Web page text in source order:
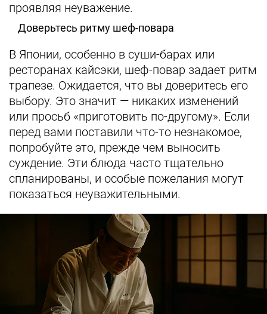
проявляя неуважение.
Доверьтесь ритму шеф-повара
В Японии, особенно в суши-барах или
ресторанах кайсэки, шеф-повар задает ритм
трапезе. Ожидается, что вы доверитесь его
выбору. Это значит — никаких изменений
или просьб «приготовить по-другому». Если
перед вами поставили что-то незнакомое,
попробуйте это, прежде чем выносить
суждение. Эти блюда часто тщательно
спланированы, и особые пожелания могут
показаться неуважительными.